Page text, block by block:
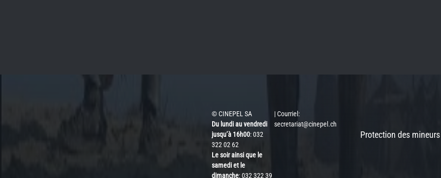
© CINEPEL SA
Du lundi au vendredi
jusqu’à 16h00: 032
322 02 62
Le soir ainsi que le
samedi et le
dimanche: 032 322 39
| Courriel:
secretariat@cinepel.ch
Protection des mineurs